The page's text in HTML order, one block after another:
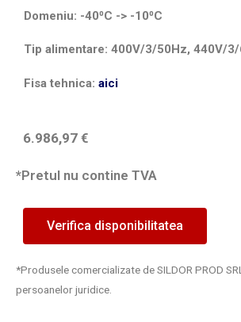
Domeniu: -40⁰C -> -10⁰C
Tip alimentare: 400V/3/50Hz, 440V/
Fisa tehnica: aici
6.986,97 €
*Pretul nu contine TVA
Verifica disponibilitatea
*Produsele comercializate de SILDOR PROD
persoanelor juridice.